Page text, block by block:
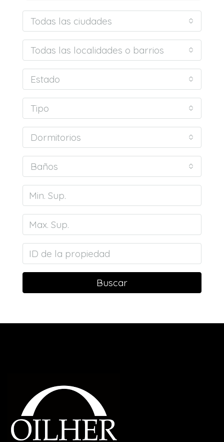
Todas las ciudades
Todas las localidades o barrios
Estado
Tipo
Dormitorios
Baños
Buscar